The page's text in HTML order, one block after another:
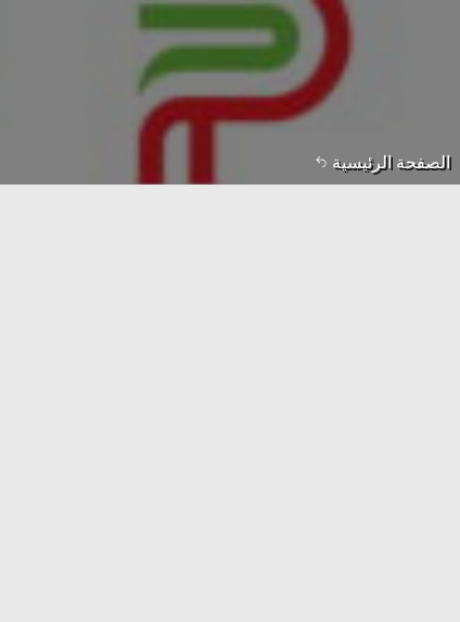
الصفحة الرئيسية